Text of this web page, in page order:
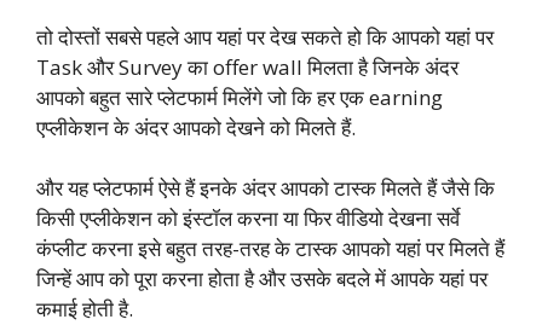
तो दोस्तों सबसे पहले आप यहां पर देख सकते हो कि आपको यहां पर
Task और Survey का offer wall मिलता है जिनके अंदर
आपको बहुत सारे प्लेटफार्म मिलेंगे जो कि हर एक earning
एप्लीकेशन के अंदर आपको देखने को मिलते हैं.
और यह प्लेटफार्म ऐसे हैं इनके अंदर आपको टास्क मिलते हैं जैसे कि
किसी एप्लीकेशन को इंस्टॉल करना या फिर वीडियो देखना सर्वे
कंप्लीट करना इसे बहुत तरह-तरह के टास्क आपको यहां पर मिलते हैं
जिन्हें आप को पूरा करना होता है और उसके बदले में आपके यहां पर
कमाई होती है.